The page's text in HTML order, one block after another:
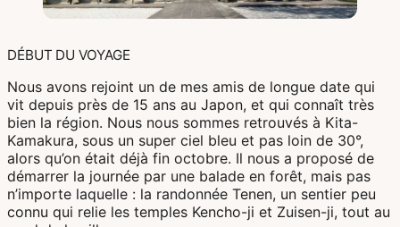
Abu Dhabi
Oman
Japon
Corée Du Sud
DÉBUT DU VOYAGE
Nous avons rejoint un de mes amis de longue date qui
vit depuis près de 15 ans au Japon, et qui connaît très
bien la région. Nous nous sommes retrouvés à Kita-
Kamakura, sous un super ciel bleu et pas loin de 30°,
alors qu’on était déjà fin octobre. Il nous a proposé de
démarrer la journée par une balade en forêt, mais pas
n’importe laquelle : la randonnée Tenen, un sentier peu
connu qui relie les temples Kencho-ji et Zuisen-ji, tout au